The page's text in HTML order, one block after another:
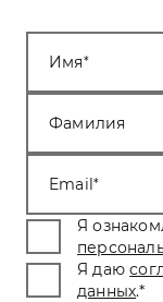
Имя
Фамилия
Email
Я
Я даю
данных.*